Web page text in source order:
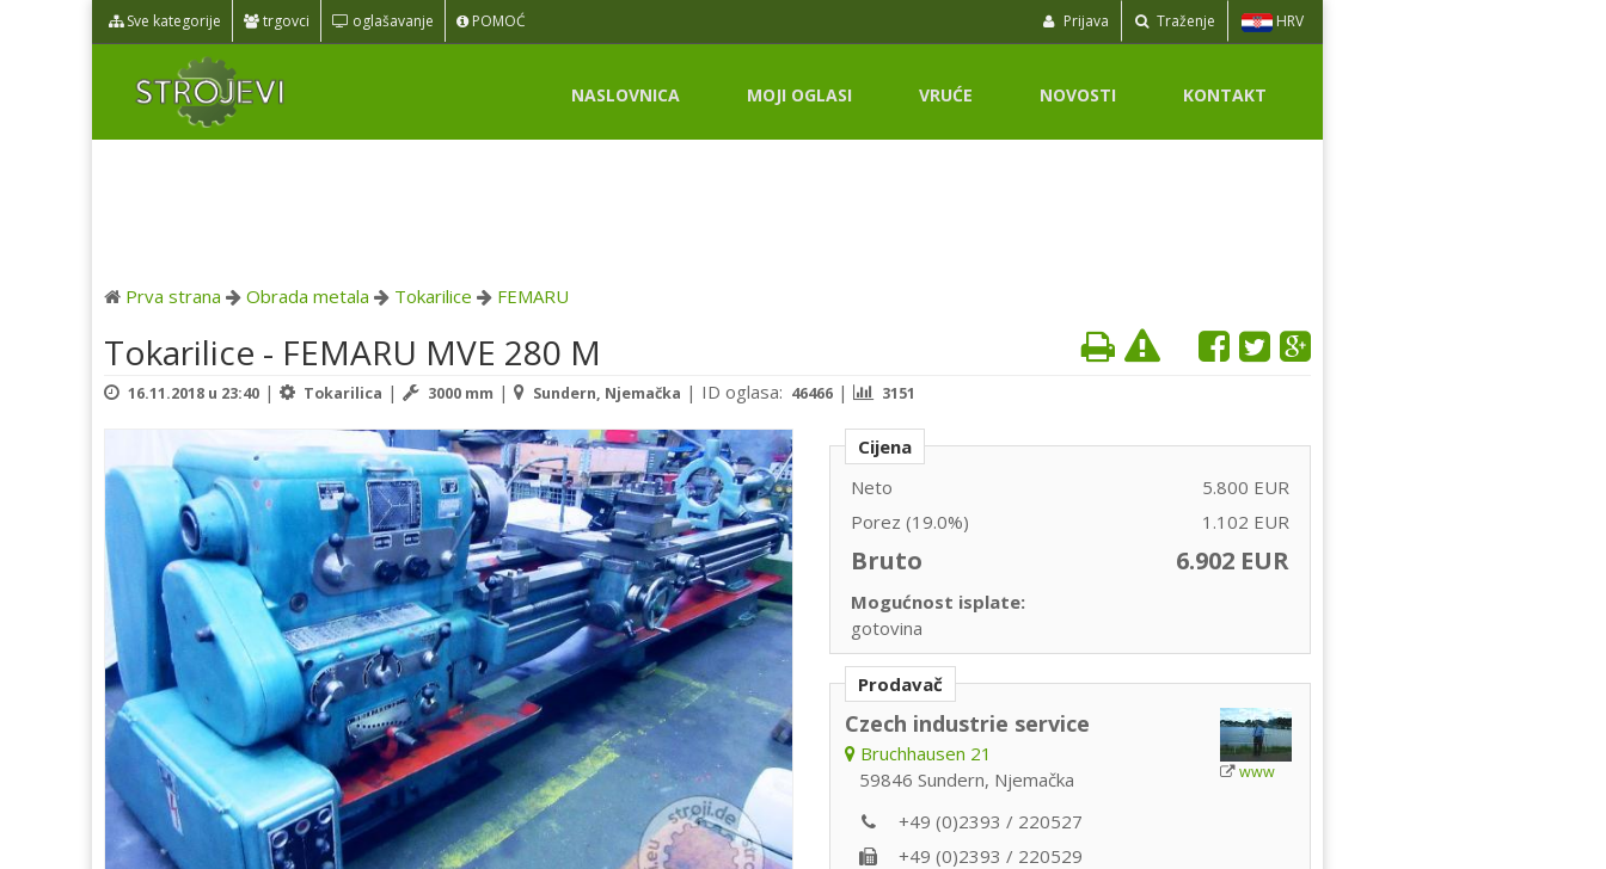
Sve kategorije trgovci oglašavanje POMOĆ Prijava Traženje HRV
NASLOVNICA MOJI OGLASI VRUĆE NOVOSTI KONTAKT
Prva strana Obrada metala Tokarilice FEMARU
Tokarilice - FEMARU MVE 280 M
16.11.2018 u 23:40 | Tokarilica | 3000 mm | Sundern, Njemačka | ID oglasa: 46466 | 3151
Cijena
Neto
5.800 EUR
Porez (19.0%)
1.102 EUR
Bruto 6.902 EUR
Mogućnost isplate:
gotovina
Prodavač
Czech industrie service
Bruchhausen 21
59846 Sundern, Njemačka
+49 (0)2393 / 220527
+49 (0)2393 / 220529
www